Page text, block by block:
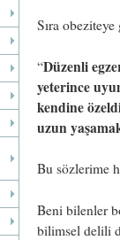
Sıra
“Düzenli
yeterince
kendine
uzun
Bu sözlerime
Beni bilenler
bilimsel delili